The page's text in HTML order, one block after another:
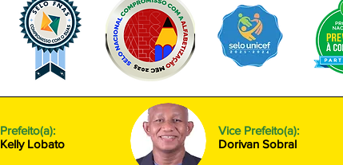
Prefeito(a):
Kelly Lobato
Vice Prefeito(a):
Dorivan Sobral